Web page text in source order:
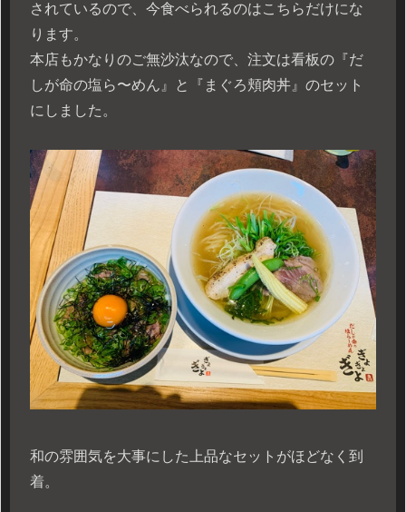
されているので、今食べられるのはこちらだけにな
ります。
本店もかなりのご無沙汰なので、注文は看板の『だ
しが命の塩ら〜めん』と『まぐろ頬肉丼』のセット
にしました。
和の雰囲気を大事にした上品なセットがほどなく到
着。